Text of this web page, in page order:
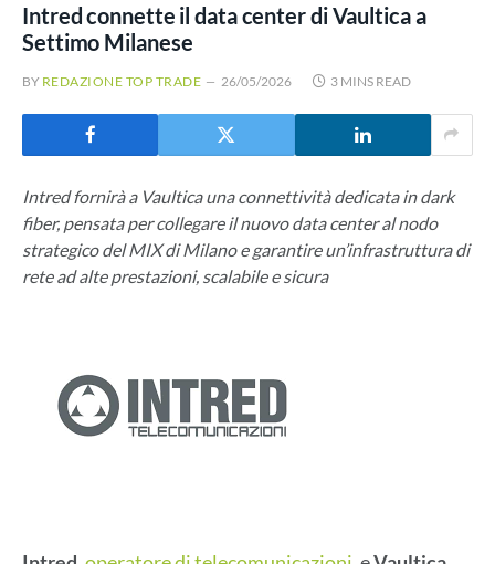
Intred connette il data center di Vaultica a
Settimo Milanese
BY REDAZIONE TOP TRADE 26/05/2026 3 MINS READ
Intred fornirà a Vaultica una connettività dedicata in dark
fiber, pensata per collegare il nuovo data center al nodo
strategico del MIX di Milano e garantire un’infrastruttura di
rete ad alte prestazioni, scalabile e sicura